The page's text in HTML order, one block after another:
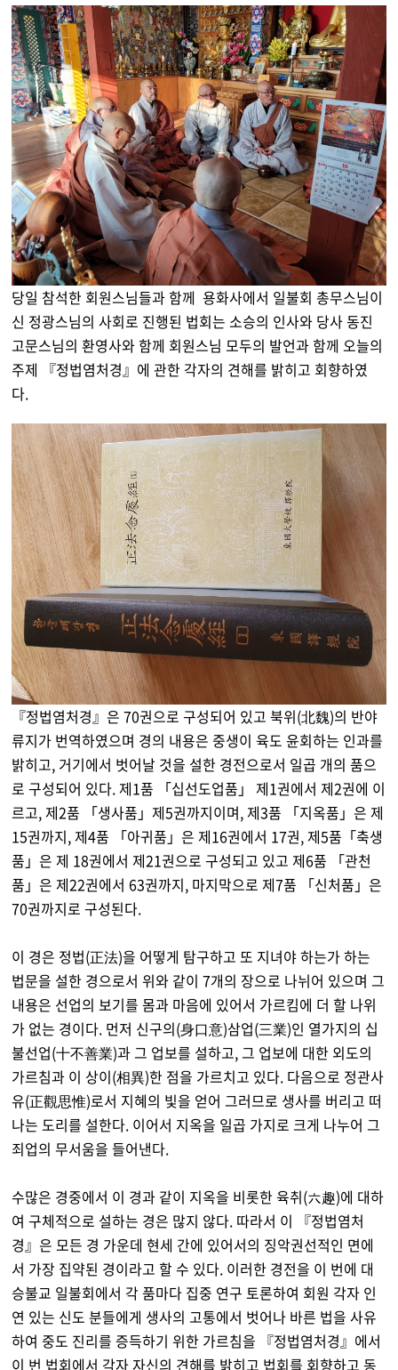
당일 참석한 회원스님들과 함께 용화사에서 일불회 총무스님이
신 정광스님의 사회로 진행된 법회는 소승의 인사와 당사 동진
고문스님의 환영사와 함께 회원스님 모두의 발언과 함께 오늘의
주제 『정법염처경』에 관한 각자의 견해를 밝히고 회향하였
다.
『정법염처경』은 70권으로 구성되어 있고 북위(北魏)의 반야
류지가 번역하였으며 경의 내용은 중생이 육도 윤회하는 인과를
밝히고, 거기에서 벗어날 것을 설한 경전으로서 일곱 개의 품으
로 구성되어 있다. 제1품 「십선도업품」 제1권에서 제2권에 이
르고, 제2품 「생사품」제5권까지이며, 제3품 「지옥품」은 제
15권까지, 제4품 「아귀품」은 제16권에서 17권, 제5품「축생
품」은 제 18권에서 제21권으로 구성되고 있고 제6품 「관천
품」은 제22권에서 63권까지, 마지막으로 제7품 「신처품」은
70권까지로 구성된다.
이 경은 정법(正法)을 어떻게 탐구하고 또 지녀야 하는가 하는
법문을 설한 경으로서 위와 같이 7개의 장으로 나뉘어 있으며 그
내용은 선업의 보기를 몸과 마음에 있어서 가르킴에 더 할 나위
가 없는 경이다. 먼저 신구의(身口意)삼업(三業)인 열가지의 십
불선업(十不善業)과 그 업보를 설하고, 그 업보에 대한 외도의
가르침과 이 상이(相異)한 점을 가르치고 있다. 다음으로 정관사
유(正觀思惟)로서 지혜의 빛을 얻어 그러므로 생사를 버리고 떠
나는 도리를 설한다. 이어서 지옥을 일곱 가지로 크게 나누어 그
죄업의 무서움을 들어낸다.
수많은 경중에서 이 경과 같이 지옥을 비롯한 육취(六趣)에 대하
여 구체적으로 설하는 경은 많지 않다. 따라서 이 『정법염처
경』은 모든 경 가운데 현세 간에 있어서의 징악권선적인 면에
서 가장 집약된 경이라고 할 수 있다. 이러한 경전을 이 번에 대
승불교 일불회에서 각 품마다 집중 연구 토론하여 회원 각자 인
연 있는 신도 분들에게 생사의 고통에서 벗어나 바른 법을 사유
하여 중도 진리를 증득하기 위한 가르침을 『정법염처경』에서
이 번 법회에서 각자 자신의 견해를 밝히고 법회를 회향하고 동